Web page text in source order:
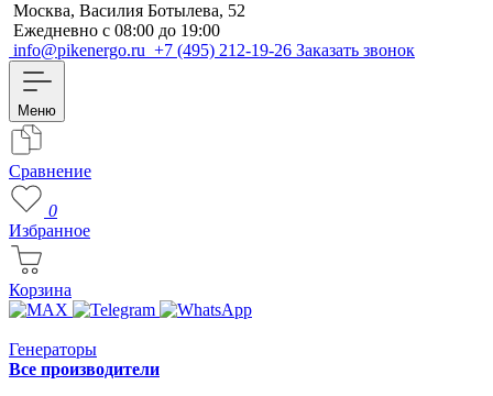
Москва, Василия Ботылева, 52
Ежедневно с 08:00 до 19:00
info@pikenergo.ru +7 (495) 212-19-26 Заказать звонок
Меню
Сравнение
0
Избранное
Корзина
Генераторы
Все производители